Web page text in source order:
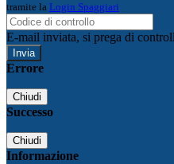
tramite la Login Spaggiari
E-mail inviata, si prega di
Errore
Chiudi
Successo
Chiudi
Informazione